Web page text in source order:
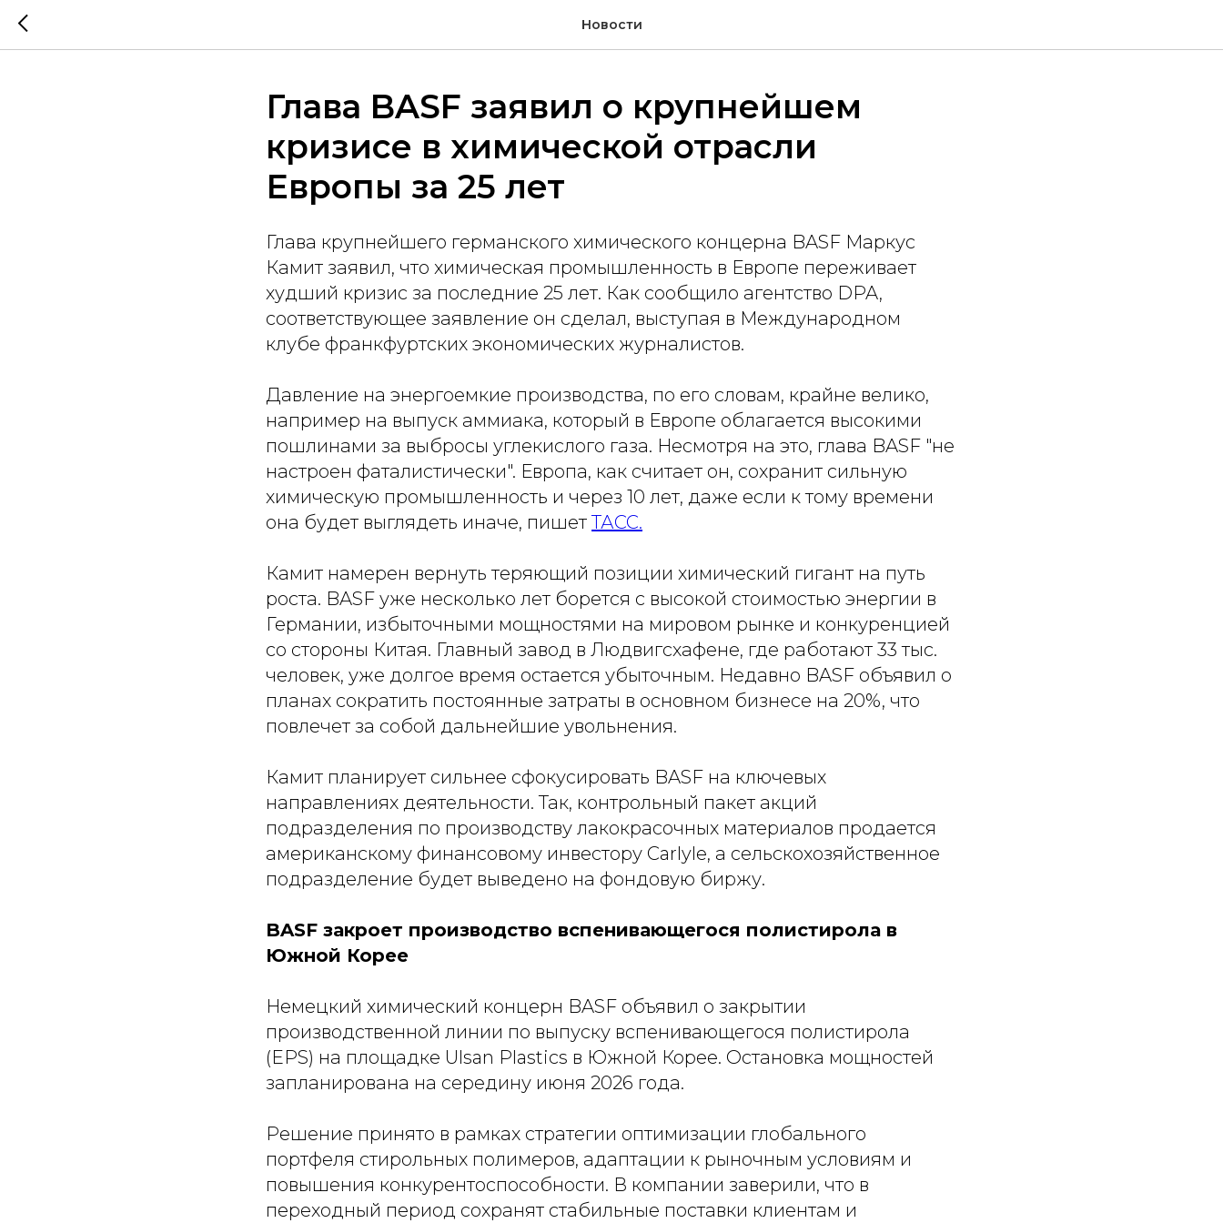
Новости
Глава BASF заявил о крупнейшем
кризисе в химической отрасли
Европы за 25 лет
Глава крупнейшего германского химического концерна BASF Маркус
Камит заявил, что химическая промышленность в Европе переживает
худший кризис за последние 25 лет. Как сообщило агентство DPA,
соответствующее заявление он сделал, выступая в Международном
клубе франкфуртских экономических журналистов.
Давление на энергоемкие производства, по его словам, крайне велико,
например на выпуск аммиака, который в Европе облагается высокими
пошлинами за выбросы углекислого газа. Несмотря на это, глава BASF "не
настроен фаталистически". Европа, как считает он, сохранит сильную
химическую промышленность и через 10 лет, даже если к тому времени
она будет выглядеть иначе, пишетТАСС.
Камит намерен вернуть теряющий позиции химический гигант на путь
роста. BASF уже несколько лет борется с высокой стоимостью энергии в
Германии, избыточными мощностями на мировом рынке и конкуренцией
со стороны Китая. Главный завод в Людвигсхафене, где работают 33 тыс.
человек, уже долгое время остается убыточным. Недавно BASF объявил о
планах сократить постоянные затраты в основном бизнесе на 20%, что
повлечет за собой дальнейшие увольнения.
Камит планирует сильнее сфокусировать BASF на ключевых
направлениях деятельности. Так, контрольный пакет акций
подразделения по производству лакокрасочных материалов продается
американскому финансовому инвестору Carlyle, а сельскохозяйственное
подразделение будет выведено на фондовую биржу.
BASF закроет производство вспенивающегося полистирола в
Южной Корее
Немецкий химический концерн BASF объявил о закрытии
производственной линии по выпуску вспенивающегося полистирола
(EPS) на площадке Ulsan Plastics в Южной Корее. Остановка мощностей
запланирована на середину июня 2026 года.
Решение принято в рамках стратегии оптимизации глобального
портфеля стирольных полимеров, адаптации к рыночным условиям и
повышения конкурентоспособности. В компании заверили, что в
переходный период сохранят стабильные поставки клиентам и